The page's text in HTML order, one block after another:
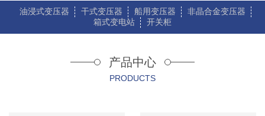
油浸式变压器 干式变压器 船用变压器
非晶合金变压器
箱式变电站
开关柜
产品中心
PRODUCTS